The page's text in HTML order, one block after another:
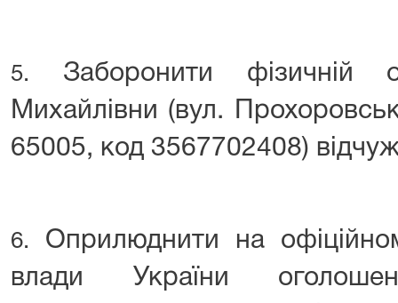
5.
Заборонити фізичній
Михайлівни (вул.
65005, код 3567702408)
6.
Оприлюднити на
влади України